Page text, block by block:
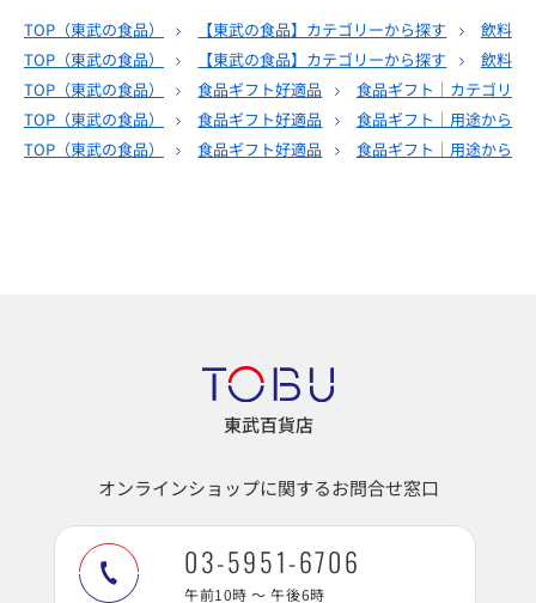
TOP（東武の食品） 【東武の食品】カテゴリーから探す
飲料
TOP（東武の食品） 【東武の食品】カテゴリーから探す
飲料
TOP（東武の食品） 食品ギフト好適品
食品ギフト｜カテゴリー
TOP（東武の食品） 食品ギフト好適品
食品ギフト｜用途から選
TOP（東武の食品） 食品ギフト好適品 食品ギフト｜用途から選
東武百貨店
オンラインショップに関するお問合せ窓口
03-5951-6706
午前10時 ～ 午後6時